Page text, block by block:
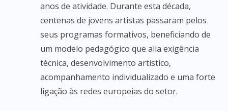
anos de atividade. Durante esta década,
centenas de jovens artistas passaram pelos
seus programas formativos, beneficiando de
um modelo pedagógico que alia exigência
técnica, desenvolvimento artístico,
acompanhamento individualizado e uma forte
ligação às redes europeias do setor.